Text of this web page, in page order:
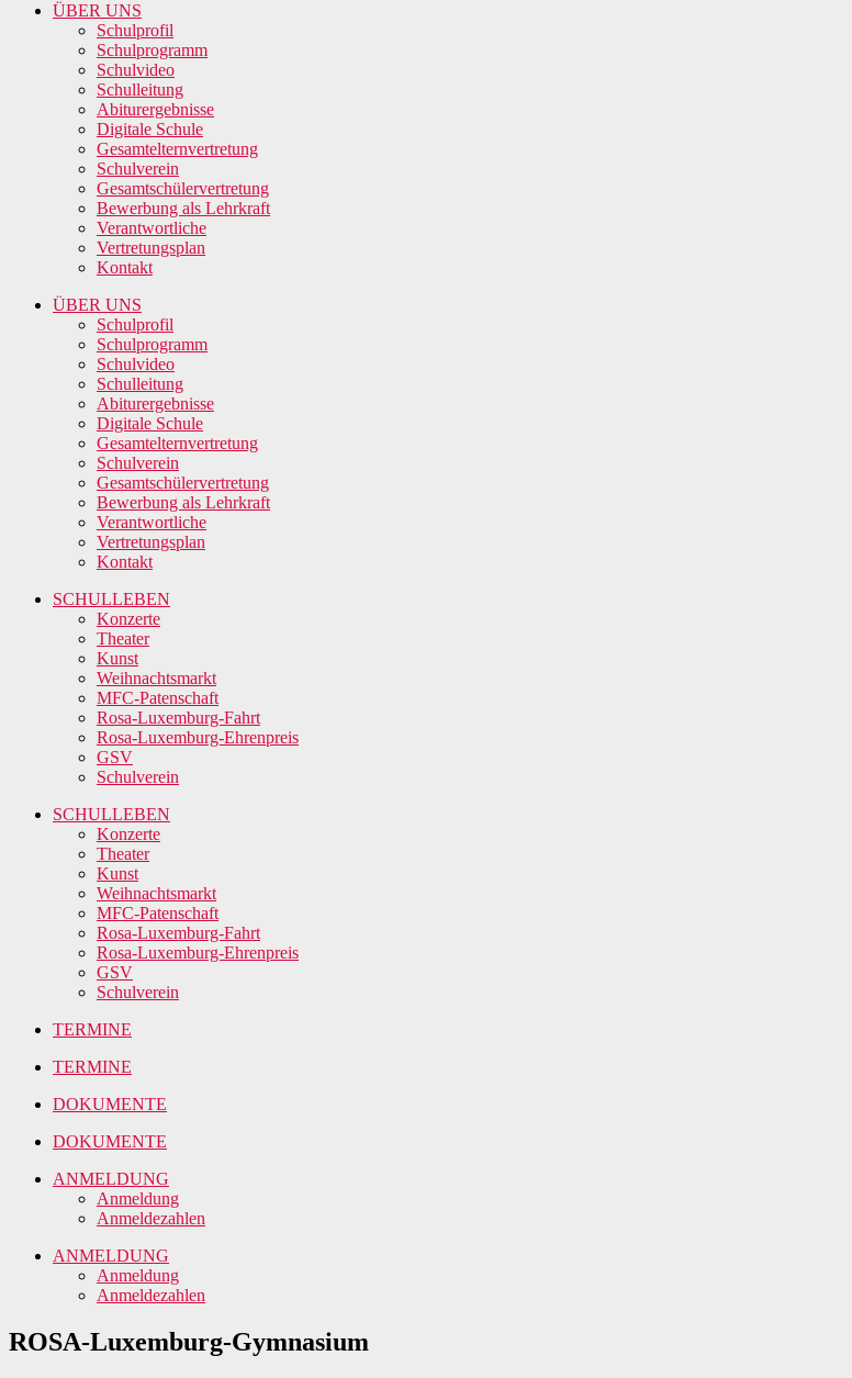
ÜBER UNS
Schulprofil
Schulprogramm
Schulvideo
Schulleitung
Abiturergebnisse
Digitale Schule
Gesamtelternvertretung
Schulverein
Gesamtschülervertretung
Bewerbung als Lehrkraft
Verantwortliche
Vertretungsplan
Kontakt
ÜBER UNS
Schulprofil
Schulprogramm
Schulvideo
Schulleitung
Abiturergebnisse
Digitale Schule
Gesamtelternvertretung
Schulverein
Gesamtschülervertretung
Bewerbung als Lehrkraft
Verantwortliche
Vertretungsplan
Kontakt
SCHULLEBEN
Konzerte
Theater
Kunst
Weihnachtsmarkt
MFC-Patenschaft
Rosa-Luxemburg-Fahrt
Rosa-Luxemburg-Ehrenpreis
GSV
Schulverein
SCHULLEBEN
Konzerte
Theater
Kunst
Weihnachtsmarkt
MFC-Patenschaft
Rosa-Luxemburg-Fahrt
Rosa-Luxemburg-Ehrenpreis
GSV
Schulverein
TERMINE
TERMINE
DOKUMENTE
DOKUMENTE
ANMELDUNG
Anmeldung
Anmeldezahlen
ANMELDUNG
Anmeldung
Anmeldezahlen
ROSA-Luxemburg-Gymnasium